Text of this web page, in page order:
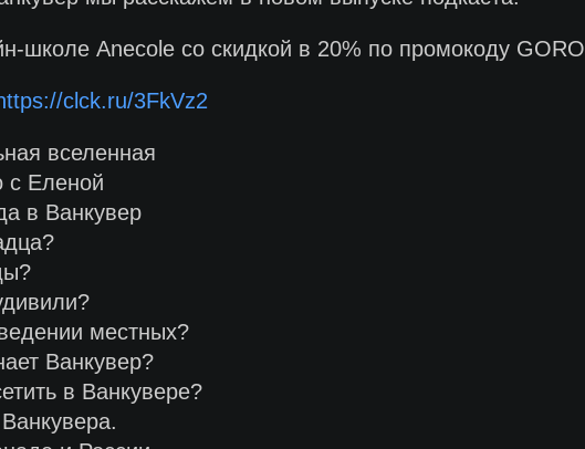
школе Anecole со скидкой в 20% по промокоду
clck.ru/3FkVz2
вселенная
с Еленой
в Ванкувер
местных?
Ванкувер?
в Ванкувере?